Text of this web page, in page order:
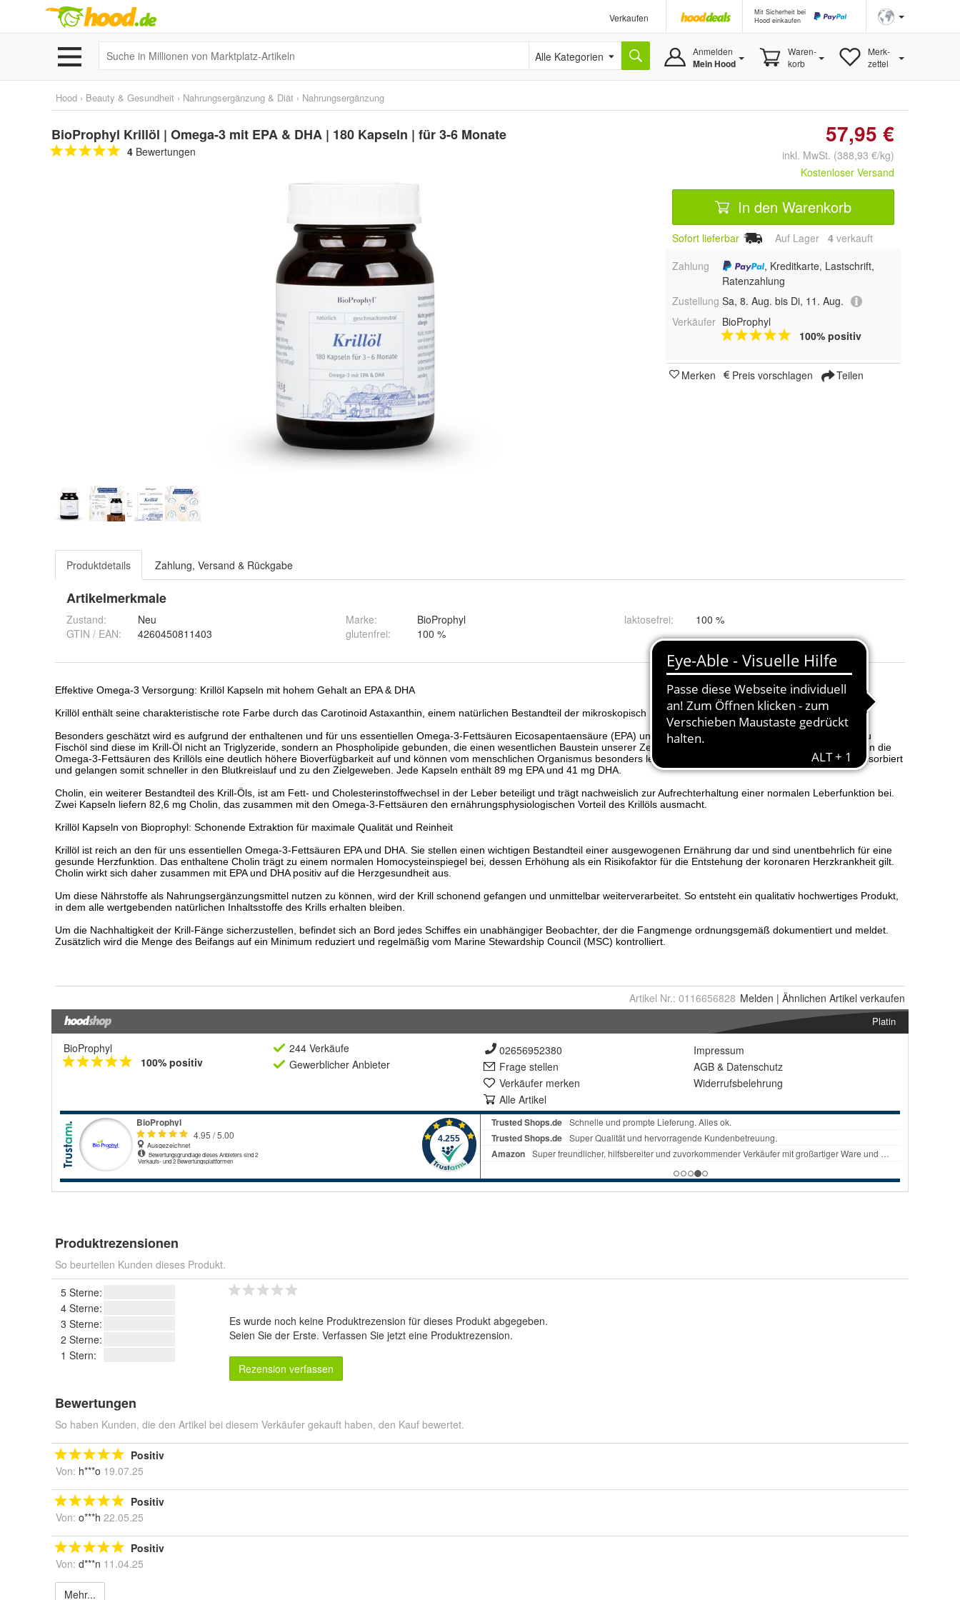
Verkaufen
Mit Sicherheit bei
Hood einkaufen
Alle Kategorien Anmelden
Mein Hood
Waren-
korb
Merk-
zettel
Hood › Beauty & Gesundheit › Nahrungsergänzung & Diät › Nahrungsergänzung
BioProphyl Krillöl | Omega-3 mit EPA & DHA | 180 Kapseln | für 3-6 Monate
4 Bewertungen
57,95 €
inkl. MwSt. (388,93 €/kg)
Kostenloser Versand
In den Warenkorb
Sofort lieferbar Auf Lager 4 verkauft
Zahlung
, Kreditkarte, Lastschrift,
Ratenzahlung
Zustellung Sa, 8. Aug. bis Di, 11. Aug.
Verkäufer BioProphyl
100% positiv
Merken Preis vorschlagen Teilen
Produktdetails Zahlung, Versand & Rückgabe
Artikelmerkmale
Zustand:
Neu
GTIN / EAN:
4260450811403
Marke:
BioProphyl
glutenfrei: 100 %
laktosefrei: 100 %
Artikel Nr.: 0116656828 Melden | Ähnlichen Artikel verkaufen
Platin
BioProphyl
100% positiv
244 Verkäufe
Gewerblicher Anbieter
02656952380
Frage stellen
Verkäufer merken
Alle Artikel
Impressum
AGB & Datenschutz
Widerrufsbelehrung
Produktrezensionen
So beurteilen Kunden dieses Produkt.
5 Sterne:
4 Sterne:
3 Sterne:
2 Sterne:
1 Stern:
Es wurde noch keine Produktrezension für dieses Produkt abgegeben.
Seien Sie der Erste. Verfassen Sie jetzt eine Produktrezension.
Rezension verfassen
Bewertungen
So haben Kunden, die den Artikel bei diesem Verkäufer gekauft haben, den Kauf bewertet.
Positiv
Von: h***o 19.07.25
Positiv
Von: o***h 22.05.25
Positiv
Von: d***n 11.04.25
Mehr...